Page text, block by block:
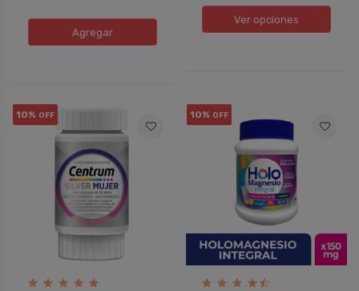
Agregar
Ver opciones
10% OFF 10% OFF